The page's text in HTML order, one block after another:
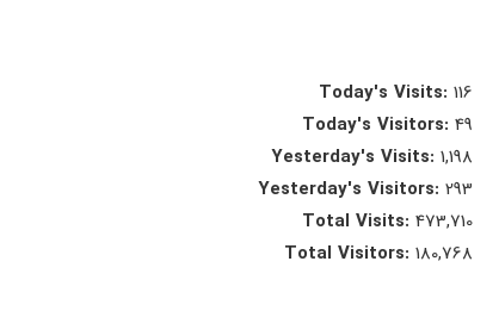
Today's Visits:116
Today's Visitors:49
Yesterday's Visits:1,198
Yesterday's Visitors:293
Total Visits:473,710
Total Visitors:180,768